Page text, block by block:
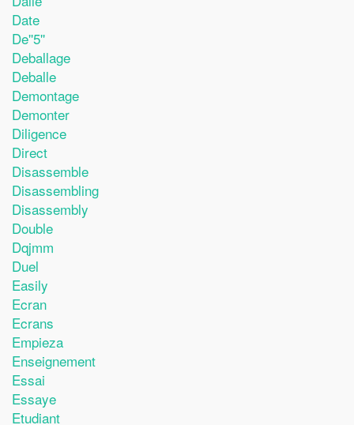
Date
De''5''
Deballage
Deballe
Demontage
Demonter
Diligence
Direct
Disassemble
Disassembling
Disassembly
Double
Dqjmm
Duel
Easily
Ecran
Ecrans
Empieza
Enseignement
Essai
Essaye
Etudiant